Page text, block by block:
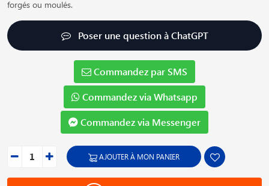
forgés ou moulés.
Poser une question à ChatGPT
Commandez par SMS
Commandez via Whatsapp
Commandez via Messenger
AJOUTER À MON PANIER